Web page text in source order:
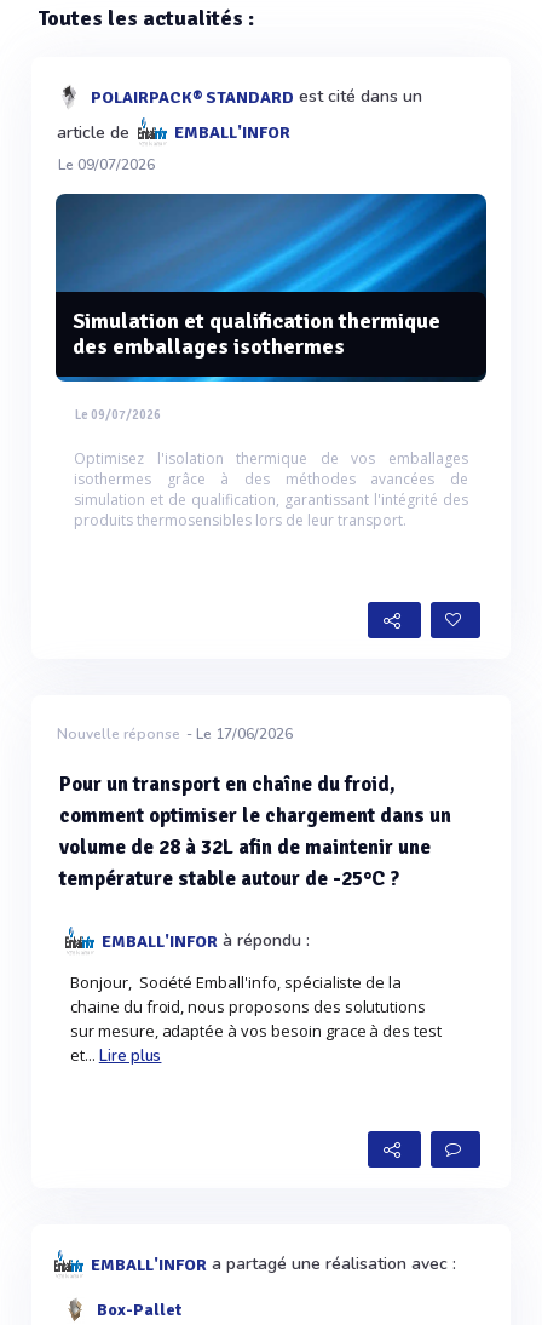
Toutes les actualités :
POLAIRPACK® STANDARD est cité dans un
article de
EMBALL'INFOR
Le 09/07/2026
Simulation et qualification thermique
des emballages isothermes
Le 09/07/2026
Optimisez l'isolation thermique de vos emballages
isothermes grâce à des méthodes avancées de
simulation et de qualification, garantissant l'intégrité des
produits thermosensibles lors de leur transport.
Nouvelle réponse - Le 17/06/2026
Pour un transport en chaîne du froid,
comment optimiser le chargement dans un
volume de 28 à 32L afin de maintenir une
température stable autour de -25°C ?
EMBALL'INFOR à répondu :
Bonjour, Société Emball'info, spécialiste de la
chaine du froid, nous proposons des solututions
sur mesure, adaptée à vos besoin grace à des test
et... Lire plus
EMBALL'INFOR a partagé une réalisation avec :
Box-Pallet